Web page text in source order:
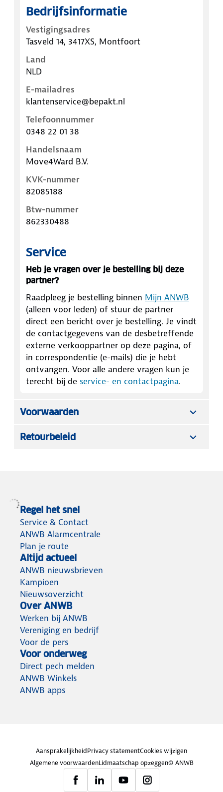
Bedrijfsinformatie
Vestigingsadres
Tasveld 14, 3417XS, Montfoort
Land
NLD
E-mailadres
klantenservice@bepakt.nl
Telefoonnummer
0348 22 01 38
Handelsnaam
Move4Ward B.V.
KVK-nummer
82085188
Btw-nummer
862330488
Service
Heb je vragen over je bestelling bij deze
partner?
Raadpleeg je bestelling binnen Mijn ANWB
(alleen voor leden) of stuur de partner
direct een bericht over je bestelling. Je vindt
de contactgegevens van de desbetreffende
externe verkooppartner op deze pagina, of
in correspondentie (e-mails) die je hebt
ontvangen. Voor alle andere vragen kun je
terecht bij de service- en contactpagina.
Voorwaarden
Retourbeleid
Regel het snel
Service & Contact
ANWB Alarmcentrale
Plan je route
Altijd actueel
ANWB nieuwsbrieven
Kampioen
Nieuwsoverzicht
Over ANWB
Werken bij ANWB
Vereniging en bedrijf
Voor de pers
Voor onderweg
Direct pech melden
ANWB Winkels
ANWB apps
AansprakelijkheidPrivacy statementCookies wijzigen
Algemene voorwaardenLidmaatschap opzeggen© ANWB